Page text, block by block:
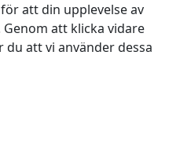
att din upplevelse av
att klicka vidare
att vi använder dessa